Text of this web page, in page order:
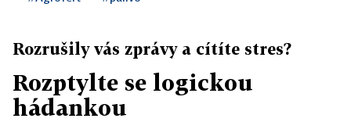
Rozrušily vás zprávy a cítíte stres?
Rozptylte se logickou
hádankou